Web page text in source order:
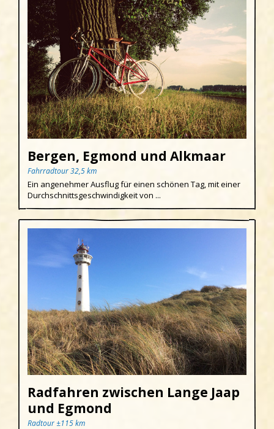
Bergen, Egmond und Alkmaar
Fahrradtour 32,5 km
Ein angenehmer Ausflug für einen schönen Tag, mit einer
Durchschnittsgeschwindigkeit von ...
Radfahren zwischen Lange Jaap
und Egmond
Radtour ±115 km